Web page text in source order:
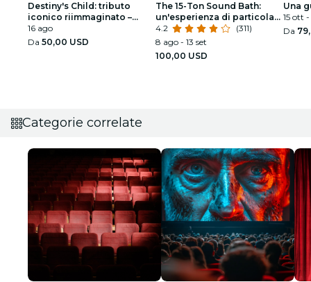
Destiny's Child: tributo
iconico riimmaginato –
Washington DC
16 ago
Da 50,00 USD
The 15-Ton Sound Bath:
un'esperienza di particolare
morbidezza
4.2
(311)
8 ago - 13 set
100,00 USD
Una
15 ott
Da
Categorie correlate